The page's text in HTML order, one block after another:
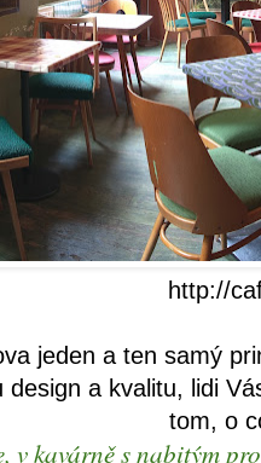
http://
jeden a ten samý
design a kvalitu, lidi
tom, o
v kavárně s nabitým